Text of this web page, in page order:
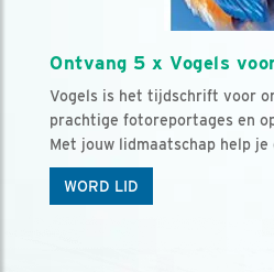
Ontvang 5 x Vogels
Vogels is het tijdschrift voor
prachtige fotoreportages en
Met jouw lidmaatschap help je
WORD LID